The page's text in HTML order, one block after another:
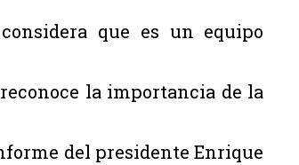
que es un equipo
la importancia de la
del presidente Enrique